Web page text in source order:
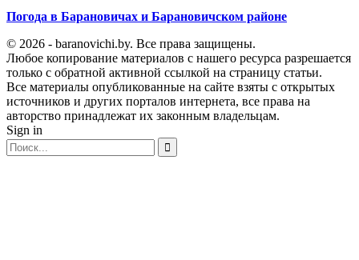
Погода в Барановичах и Барановичском районе
© 2026 - baranovichi.by. Все права защищены.
Любое копирование материалов с нашего ресурса разрешается
только с обратной активной ссылкой на страницу статьи.
Все материалы опубликованные на сайте взяты с открытых
источников и других порталов интернета, все права на
авторство принадлежат их законным владельцам.
Sign in